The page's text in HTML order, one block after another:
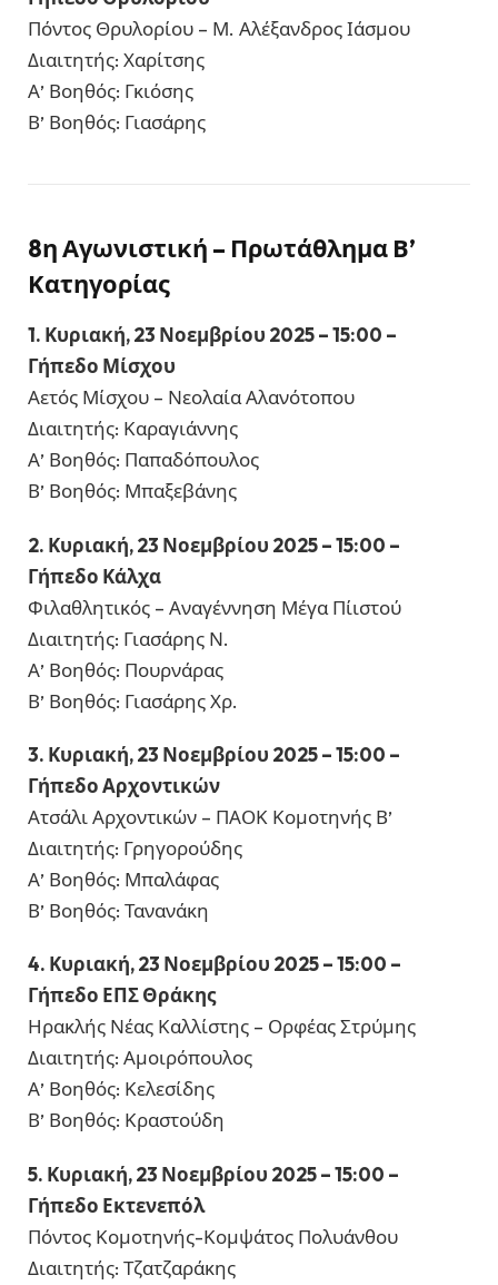
Πόντος Θρυλορίου – Μ. Αλέξανδρος Ιάσμου
Διαιτητής: Χαρίτσης
Α’ Βοηθός: Γκιόσης
Β’ Βοηθός: Γιασάρης
8η Αγωνιστική – Πρωτάθλημα Β’
Κατηγορίας
1. Κυριακή, 23 Νοεμβρίου 2025 – 15:00 –
Γήπεδο Μίσχου
Αετός Μίσχου – Νεολαία Αλανότοπου
Διαιτητής: Καραγιάννης
Α’ Βοηθός: Παπαδόπουλος
Β’ Βοηθός: Μπαξεβάνης
2. Κυριακή, 23 Νοεμβρίου 2025 – 15:00 –
Γήπεδο Κάλχα
Φιλαθλητικός – Αναγέννηση Μέγα Πίιστού
Διαιτητής: Γιασάρης Ν.
Α’ Βοηθός: Πουρνάρας
Β’ Βοηθός: Γιασάρης Χρ.
3. Κυριακή, 23 Νοεμβρίου 2025 – 15:00 –
Γήπεδο Αρχοντικών
Ατσάλι Αρχοντικών – ΠΑΟΚ Κομοτηνής Β’
Διαιτητής: Γρηγορούδης
Α’ Βοηθός: Μπαλάφας
Β’ Βοηθός: Τανανάκη
4. Κυριακή, 23 Νοεμβρίου 2025 – 15:00 –
Γήπεδο ΕΠΣ Θράκης
Ηρακλής Νέας Καλλίστης – Ορφέας Στρύμης
Διαιτητής: Αμοιρόπουλος
Α’ Βοηθός: Κελεσίδης
Β’ Βοηθός: Κραστούδη
5. Κυριακή, 23 Νοεμβρίου 2025 – 15:00 –
Γήπεδο Εκτενεπόλ
Πόντος Κομοτηνής-Κομψάτος Πολυάνθου
Διαιτητής: Τζατζαράκης